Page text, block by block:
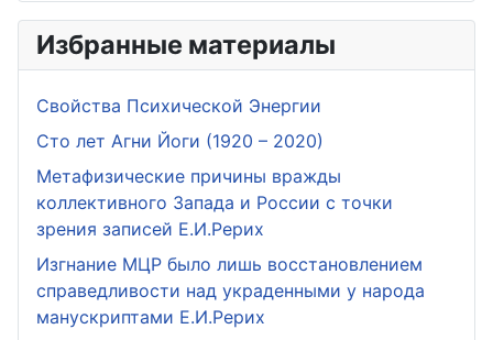
Избранные материалы
Свойства Психической Энергии
Сто лет Агни Йоги (1920 – 2020)
Метафизические причины вражды
коллективного Запада и России с точки
зрения записей Е.И.Рерих
Изгнание МЦР было лишь восстановлением
справедливости над украденными у народа
манускриптами Е.И.Рерих